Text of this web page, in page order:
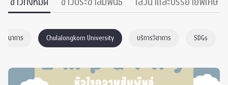
นาการ Chulalongkorn University บริการวิชาการ SDGs